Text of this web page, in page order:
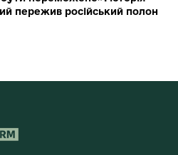
пережив російський полон